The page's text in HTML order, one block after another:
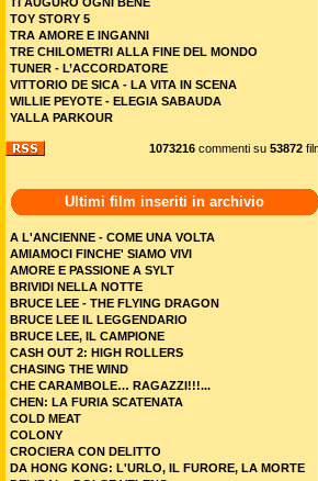
TOY STORY 5
TRA AMORE E INGANNI
TRE CHILOMETRI ALLA FINE DEL MONDO
TUNER - L’ACCORDATORE
VITTORIO DE SICA - LA VITA IN SCENA
WILLIE PEYOTE - ELEGIA SABAUDA
YALLA PARKOUR
1073216 commenti su 53872
Ultimi film inseriti in archivio
A L'ANCIENNE - COME UNA VOLTA
AMIAMOCI FINCHE' SIAMO VIVI
AMORE E PASSIONE A SYLT
BRIVIDI NELLA NOTTE
BRUCE LEE - THE FLYING DRAGON
BRUCE LEE IL LEGGENDARIO
BRUCE LEE, IL CAMPIONE
CASH OUT 2: HIGH ROLLERS
CHASING THE WIND
CHE CARAMBOLE… RAGAZZI!!!...
CHEN: LA FURIA SCATENATA
COLD MEAT
COLONY
CROCIERA CON DELITTO
DA HONG KONG: L'URLO, IL FURORE, LA MORTE